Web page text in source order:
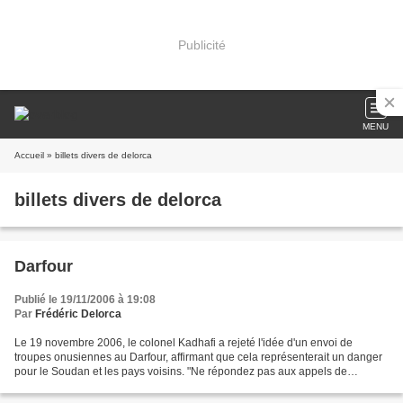
Publicité
MENU
Accueil » billets divers de delorca
billets divers de delorca
Darfour
Publié le 19/11/2006 à 19:08
Par Frédéric Delorca
Le 19 novembre 2006, le colonel Kadhafi a rejeté l'idée d'un envoi de
troupes onusiennes au Darfour, affirmant que cela représenterait un danger
pour le Soudan et les pays voisins. "Ne répondez pas aux appels de